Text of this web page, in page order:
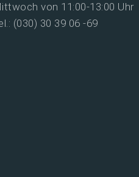
von 11:00-13:00 Uhr
(030) 30 39 06 -69